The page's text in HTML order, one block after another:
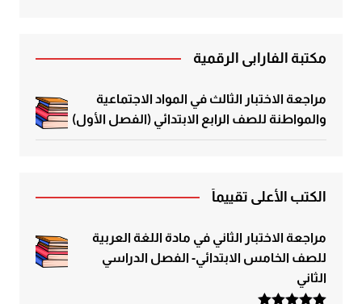
مكتبة الفارابي الرقمية
مراجعة الاختبار الثالث في المواد الاجتماعية
والمواطنة للصف الرابع الابتدائي (الفصل الأول)
الكتب الأعلى تقييماً
مراجعة الاختبار الثاني في مادة اللغة العربية
للصف الخامس الابتدائي- الفصل الدراسي
الثاني